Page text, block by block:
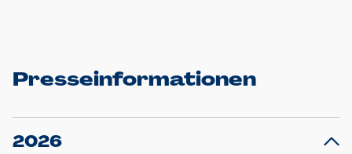
Presseinformationen
2026